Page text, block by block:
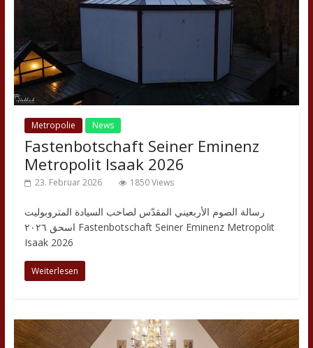
Metropolie News
Fastenbotschaft Seiner Eminenz
Metropolit Isaak 2026
23. Februar 2026 1850 Views
رسالة الصوم الأربعيني المقدّس لصاحب السيادة المتروبوليت
اسحق ٢٠٢٦ Fastenbotschaft Seiner Eminenz Metropolit
Isaak 2026
Weiterlesen